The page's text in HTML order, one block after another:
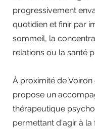
progressivement
quotidien et finir par
sommeil, la
relations ou la santé
À proximité de Voiron
propose un
thérapeutique
permettant d'agir à la